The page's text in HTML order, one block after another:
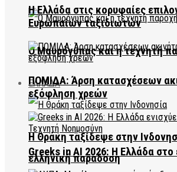
Ο Μαυρόγυπας και η τεχνητή
ΕΛΛΑΔΑ
Η Θράκη ταξίδεψε στην
ελληνική παράδοση
Η Ελλάδα στις κορυφαίες
Ευρωπαίων ταξιδιωτών
ΠΟΜΙΔΑ: Άρση κατασχέσεων
εξόφληση χρεών
Greeks in AI 2026: Η Ελλάδα στο